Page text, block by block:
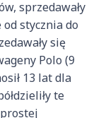
sprzedawały
stycznia do
się
Polo (9
13 lat dla
te